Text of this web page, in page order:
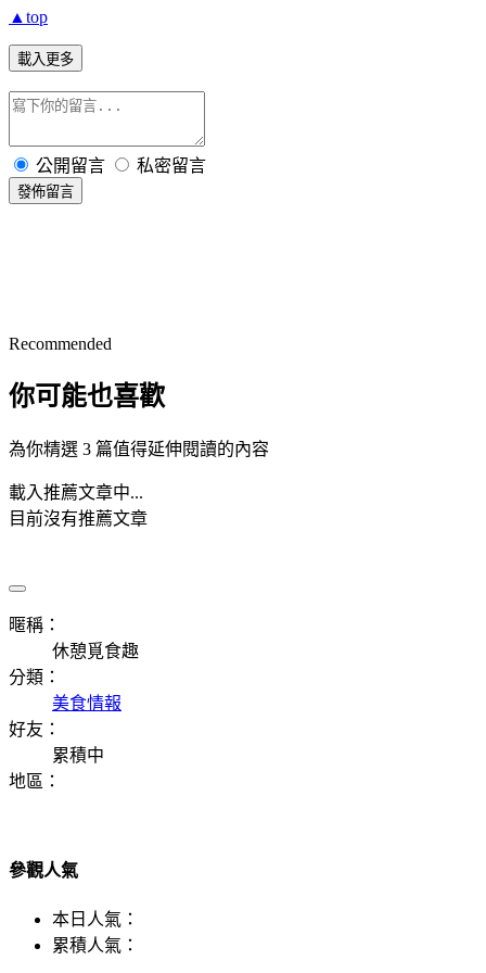
▲top
載入更多
公開留言 私密留言
發佈留言
Recommended
你可能也喜歡
為你精選 3 篇值得延伸閱讀的內容
載入推薦文章中...
目前沒有推薦文章
暱稱：
休憩覓食趣
分類：
美食情報
好友：
累積中
地區：
參觀人氣
本日人氣：
累積人氣：